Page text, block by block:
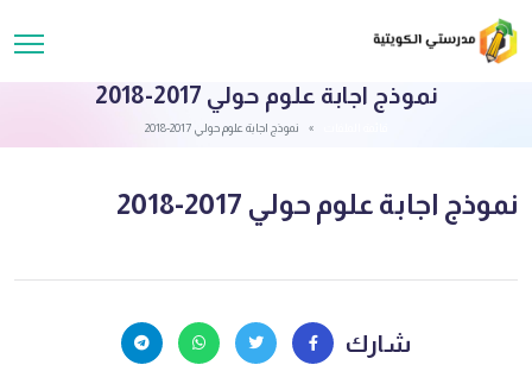
نموذج اجابة علوم حولي 2017-2018
نموذج اجابة علوم حولي 2017-2018
نموذج اجابة علوم حولي 2017-2018
شارك